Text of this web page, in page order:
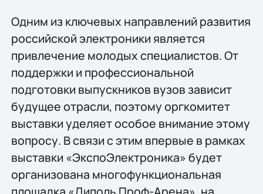
Одним из ключевых направлений развития
российской электроники является
привлечение молодых специалистов. От
поддержки и профессиональной
подготовки выпускников вузов зависит
будущее отрасли, поэтому оргкомитет
выставки уделяет особое внимание этому
вопросу. В связи с этим впервые в рамках
выставки «ЭкспоЭлектроника» будет
организована многофункциональная